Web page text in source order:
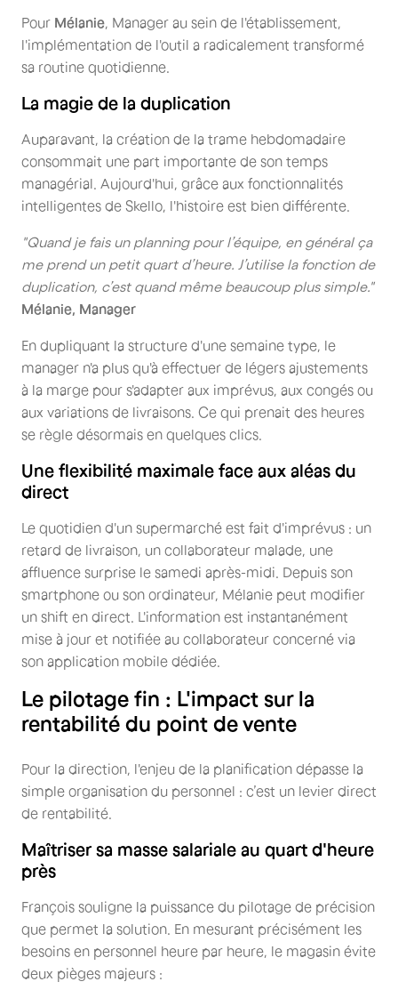
Pour Mélanie , Manager au sein de l'établissement,
l'implémentation de l'outil a radicalement transformé
sa routine quotidienne.
La magie de la duplication
Auparavant, la création de la trame hebdomadaire
consommait une part importante de son temps
managérial. Aujourd'hui, grâce aux fonctionnalités
intelligentes de Skello, l'histoire est bien différente.
"Quand je fais un planning pour l’équipe, en général ça
me prend un petit quart d’heure. J’utilise la fonction de
duplication, c’est quand même beaucoup plus simple."
Mélanie, Manager
En dupliquant la structure d'une semaine type, le
manager n'a plus qu'à effectuer de légers ajustements
à la marge pour s'adapter aux imprévus, aux congés ou
aux variations de livraisons. Ce qui prenait des heures
se règle désormais en quelques clics.
Une flexibilité maximale face aux aléas du
direct
Le quotidien d'un supermarché est fait d'imprévus : un
retard de livraison, un collaborateur malade, une
affluence surprise le samedi après-midi. Depuis son
smartphone ou son ordinateur, Mélanie peut modifier
un shift en direct. L'information est instantanément
mise à jour et notifiée au collaborateur concerné via
son application mobile dédiée.
Le pilotage fin : L'impact sur la
rentabilité du point de vente
Pour la direction, l'enjeu de la planification dépasse la
simple organisation du personnel : c’est un levier direct
de rentabilité.
Maîtriser sa masse salariale au quart d'heure
près
François souligne la puissance du pilotage de précision
que permet la solution. En mesurant précisément les
besoins en personnel heure par heure, le magasin évite
deux pièges majeurs :